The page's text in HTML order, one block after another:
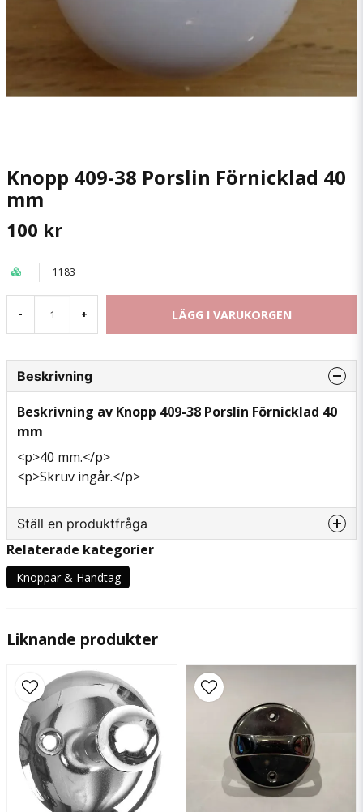
Knopp 409-38 Porslin Förnicklad 40
mm
100 kr
1183
- + LÄGG I VARUKORGEN
Beskrivning
Beskrivning av Knopp 409-38 Porslin Förnicklad 40
mm
<p>40 mm.</p>
<p>Skruv ingår.</p>
Ställ en produktfråga
Fråga oss något om denna produkten...
name
email
Mejladress
Ja, ni får publicera min fråga
Relaterade kategorier
Knoppar & Handtag
Liknande produkter